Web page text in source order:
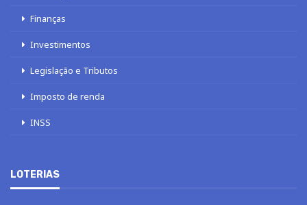
Finanças
Investimentos
Legislação e Tributos
Imposto de renda
INSS
LOTERIAS